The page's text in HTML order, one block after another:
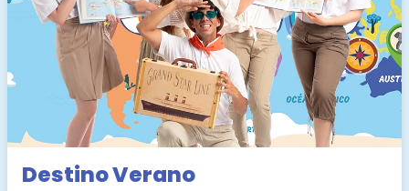
Destino Verano